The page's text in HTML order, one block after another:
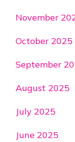
November
October 2025
September
August 2025
July 2025
June 2025